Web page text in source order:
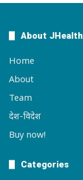
About JHealth
Home
About
Team
देश-विदेश
Buy now!
Categories